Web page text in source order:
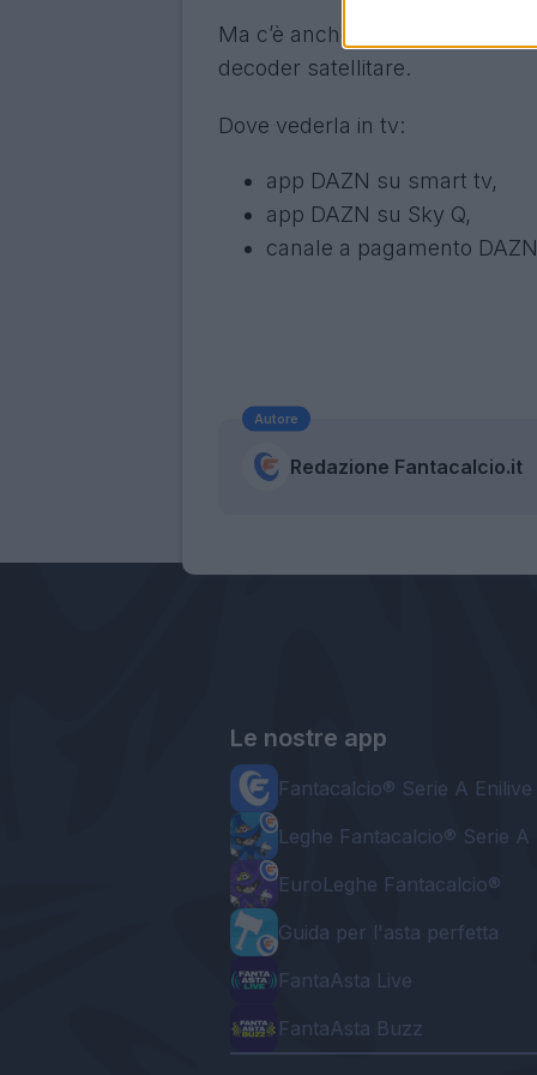
Ma c’è anche il canale DAZN,
decoder satellitare.
Dove vederla in tv:
app DAZN su smart tv,
app DAZN su Sky Q,
canale a pagamento
Autore
Redazione Fantacalcio.it
Le nostre app
Fantacalcio® Serie A Enilive
Leghe Fantacalcio® Serie A
EuroLeghe Fantacalcio®
Guida per l'asta perfetta
FantaAsta Live
FantaAsta Buzz